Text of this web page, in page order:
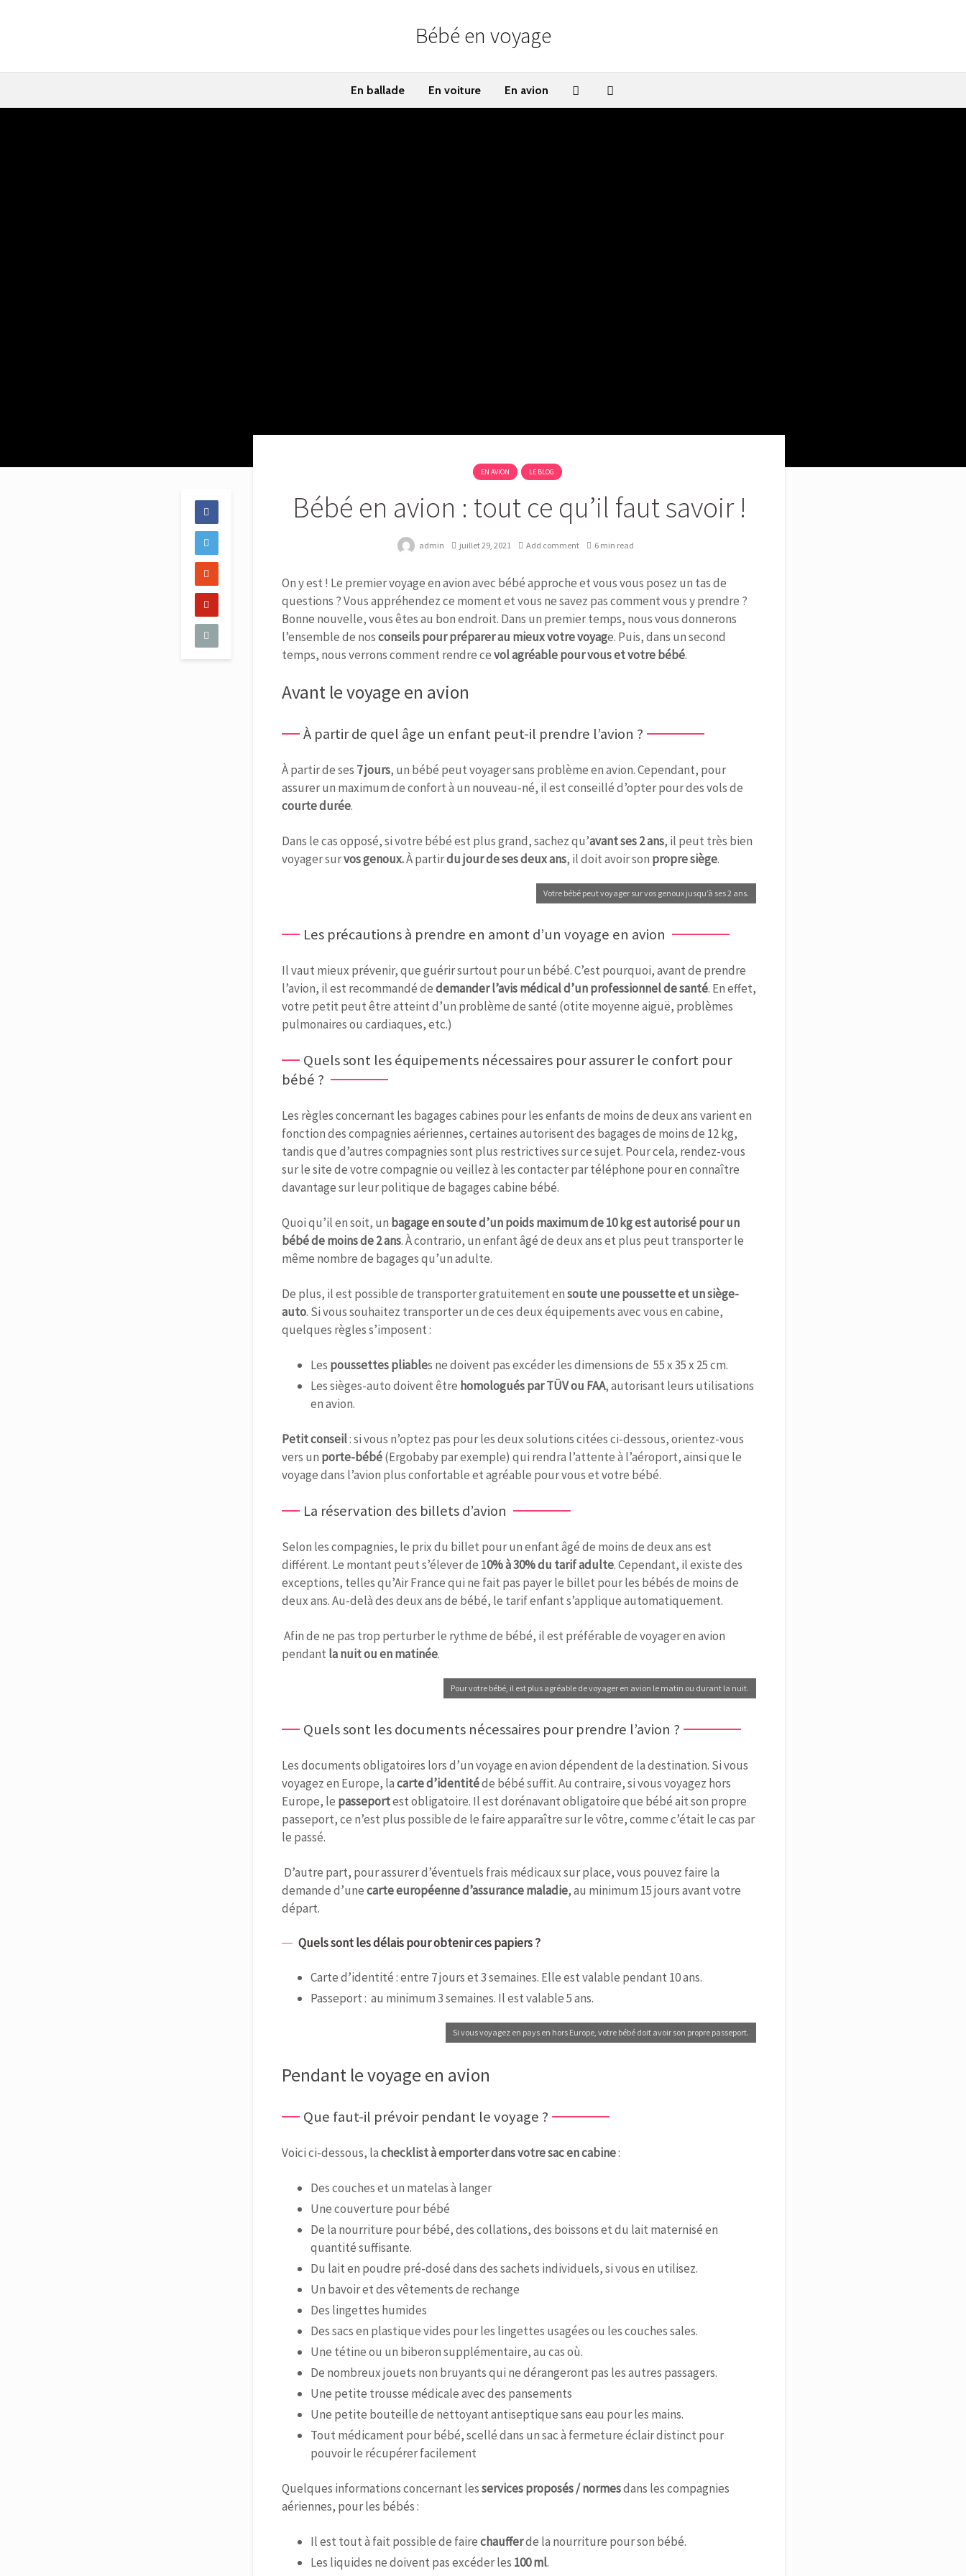
Bébé en voyage
En ballade En voiture En avion
EN AVION LE BLOG
Bébé en avion : tout ce qu’il faut savoir !
admin juillet 29, 2021 Add comment 6 min read
On y est ! Le premier voyage en avion avec bébé approche et vous vous posez un tas de
questions ? Vous appréhendez ce moment et vous ne savez pas comment vous y prendre ?
Bonne nouvelle, vous êtes au bon endroit. Dans un premier temps, nous vous donnerons
l’ensemble de nosconseils pour préparer au mieux votre voyage. Puis, dans un second
temps, nous verrons comment rendre cevol agréable pour vous et votre bébé.
Avant le voyage en avion
À partir de quel âge un enfant peut-il prendre l’avion ?
À partir de ses 7 jours, un bébé peut voyager sans problème en avion. Cependant, pour
assurer un maximum de confort à un nouveau-né, il est conseillé d’opter pour des vols de
courte durée.
Dans le cas opposé, si votre bébé est plus grand, sachez qu’avant ses 2 ans, il peut très bien
voyager survos genoux.À partirdu jour de ses deux ans, il doit avoir son propre siège.
Votre bébé peut voyager sur vos genoux jusqu’à ses 2 ans.
Les précautions à prendre en amont d’un voyage en avion
Il vaut mieux prévenir, que guérir surtout pour un bébé. C’est pourquoi, avant de prendre
l’avion, il est recommandé dedemander l’avis médical d’un professionnel de santé. En effet,
votre petit peut être atteint d’un problème de santé (otite moyenne aiguë, problèmes
pulmonaires ou cardiaques, etc.)
Quels sont les équipements nécessaires pour assurer le confort pour
bébé ?
Les règles concernant les bagages cabines pour les enfants de moins de deux ans varient en
fonction des compagnies aériennes, certaines autorisent des bagages de moins de 12 kg,
tandis que d’autres compagnies sont plus restrictives sur ce sujet. Pour cela, rendez-vous
sur le site de votre compagnie ou veillez à les contacter par téléphone pour en connaître
davantage sur leur politique de bagages cabine bébé.
Quoi qu’il en soit, un bagage en soute d’un poids maximum de 10 kg est autorisé pour un
bébé de moins de 2 ans. À contrario, un enfant âgé de deux ans et plus peut transporter le
même nombre de bagages qu’un adulte.
De plus, il est possible de transporter gratuitement ensoute une poussette et un siège-
auto. Si vous souhaitez transporter un de ces deux équipements avec vous en cabine,
quelques règles s’imposent :
Les poussettes pliables ne doivent pas excéder les dimensions de 55 x 35 x 25 cm.
Les sièges-auto doivent être homologués par TÜV ou FAA, autorisant leurs utilisations
en avion.
Petit conseil: si vous n’optez pas pour les deux solutions citées ci-dessous, orientez-vous
vers un porte-bébé(Ergobaby par exemple) qui rendra l’attente à l’aéroport, ainsi que le
voyage dans l’avion plus confortable et agréable pour vous et votre bébé.
La réservation des billets d’avion
Selon les compagnies, le prix du billet pour un enfant âgé de moins de deux ans est
différent. Le montant peut s’élever de 10% à 30% du tarif adulte. Cependant, il existe des
exceptions, telles qu’Air France qui ne fait pas payer le billet pour les bébés de moins de
deux ans. Au-delà des deux ans de bébé, le tarif enfant s’applique automatiquement.
Afin de ne pas trop perturber le rythme de bébé, il est préférable de voyager en avion
pendant la nuit ou en matinée.
Pour votre bébé, il est plus agréable de voyager en avion le matin ou durant la nuit.
Quels sont les documents nécessaires pour prendre l’avion ?
Les documents obligatoires lors d’un voyage en avion dépendent de la destination. Si vous
voyagez en Europe, lacarte d’identitéde bébé suffit. Au contraire, si vous voyagez hors
Europe, le passeportest obligatoire. Il est dorénavant obligatoire que bébé ait son propre
passeport, ce n’est plus possible de le faire apparaître sur le vôtre, comme c’était le cas par
le passé.
D’autre part, pour assurer d’éventuels frais médicaux sur place, vous pouvez faire la
demande d’unecarte européenne d’assurance maladie, au minimum 15 jours avant votre
départ.
Quels sont les délais pour obtenir ces papiers ?
Carte d’identité : entre 7 jours et 3 semaines. Elle est valable pendant 10 ans.
Passeport : au minimum 3 semaines. Il est valable 5 ans.
Si vous voyagez en pays en hors Europe, votre bébé doit avoir son propre passeport.
Pendant le voyage en avion
Que faut-il prévoir pendant le voyage ?
Voici ci-dessous, lachecklist à emporter dans votre sac en cabine:
Des couches et un matelas à langer
Une couverture pour bébé
De la nourriture pour bébé, des collations, des boissons et du lait maternisé en
quantité suffisante.
Du lait en poudre pré-dosé dans des sachets individuels, si vous en utilisez.
Un bavoir et des vêtements de rechange
Des lingettes humides
Des sacs en plastique vides pour les lingettes usagées ou les couches sales.
Une tétine ou un biberon supplémentaire, au cas où.
De nombreux jouets non bruyants qui ne dérangeront pas les autres passagers.
Une petite trousse médicale avec des pansements
Une petite bouteille de nettoyant antiseptique sans eau pour les mains.
Tout médicament pour bébé, scellé dans un sac à fermeture éclair distinct pour
pouvoir le récupérer facilement
Quelques informations concernant lesservices proposés / normesdans les compagnies
aériennes, pour les bébés :
Il est tout à fait possible de fairechaufferde la nourriture pour son bébé.
Les liquides ne doivent pas excéder les 100 ml.